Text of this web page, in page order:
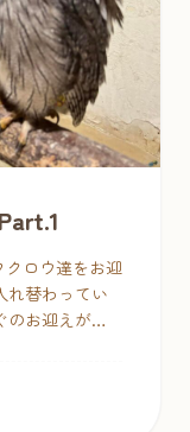
クロウ達をお迎
れ替わってい
のお迎えが多